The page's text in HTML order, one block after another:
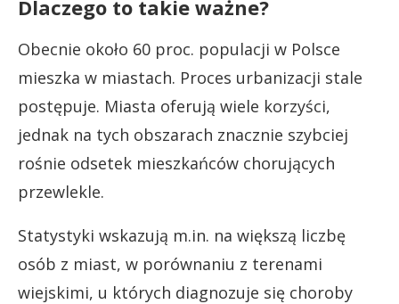
Dlaczego to takie ważne?
Obecnie około 60 proc. populacji w Polsce
mieszka w miastach. Proces urbanizacji stale
postępuje. Miasta oferują wiele korzyści,
jednak na tych obszarach znacznie szybciej
rośnie odsetek mieszkańców chorujących
przewlekle.
Statystyki wskazują m.in. na większą liczbę
osób z miast, w porównaniu z terenami
wiejskimi, u których diagnozuje się choroby